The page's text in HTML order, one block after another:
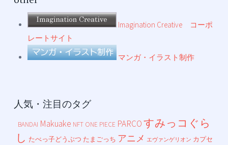
Imagination Creative コーポ
レートサイト
マンガ・イラスト制作
人気・注目のタグ
BANDAI Makuake NFT ONE PIECE PARCOすみっコぐら
し たべっ子どうぶつ たまごっち アニメ エヴァンゲリオン カプセ